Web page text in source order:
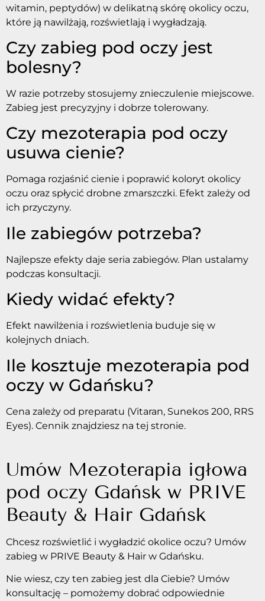
witamin, peptydów) w delikatną skórę okolicy oczu,
które ją nawilżają, rozświetlają i wygładzają.
Czy zabieg pod oczy jest
bolesny?
W razie potrzeby stosujemy znieczulenie miejscowe.
Zabieg jest precyzyjny i dobrze tolerowany.
Czy mezoterapia pod oczy
usuwa cienie?
Pomaga rozjaśnić cienie i poprawić koloryt okolicy
oczu oraz spłycić drobne zmarszczki. Efekt zależy od
ich przyczyny.
Ile zabiegów potrzeba?
Najlepsze efekty daje seria zabiegów. Plan ustalamy
podczas konsultacji.
Kiedy widać efekty?
Efekt nawilżenia i rozświetlenia buduje się w
kolejnych dniach.
Ile kosztuje mezoterapia pod
oczy w Gdańsku?
Cena zależy od preparatu (Vitaran, Sunekos 200, RRS
Eyes). Cennik znajdziesz na tej stronie.
Umów Mezoterapia igłowa
pod oczy Gdańsk w PRIVE
Beauty & Hair Gdańsk
Chcesz rozświetlić i wygładzić okolice oczu? Umów
zabieg w PRIVE Beauty & Hair w Gdańsku.
Nie wiesz, czy ten zabieg jest dla Ciebie? Umów
konsultację – pomożemy dobrać odpowiednie